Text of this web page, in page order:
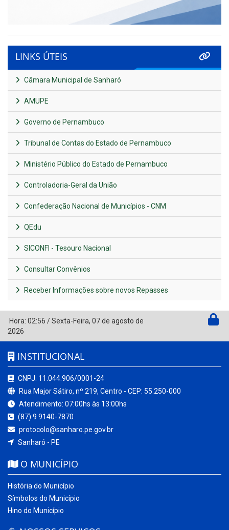
LINKS ÚTEIS
Câmara Municipal de Sanharó
AMUPE
Governo de Pernambuco
Tribunal de Contas do Estado de Pernambuco
Ministério Público do Estado de Pernambuco
Controladoria-Geral da União
Confederação Nacional de Municípios - CNM
QEdu
SICONFI - Tesouro Nacional
Consultar Convênios
Receber Informações sobre novos Repasses
Hora: 02:56 /Sexta-Feira, 07 de agosto de
2026
INSTITUCIONAL
CNPJ: 11.044.906/0001-24
Rua Major Sátiro, nº 219, Centro - CEP: 55.250-000
Atendimento: 07:00hs às 13:00hs
(87) 9 9140-7870
protocolo@sanharo.pe.gov.br
Sanharó - PE
O MUNICÍPIO
História do Município
Símbolos do Município
Hino do Município